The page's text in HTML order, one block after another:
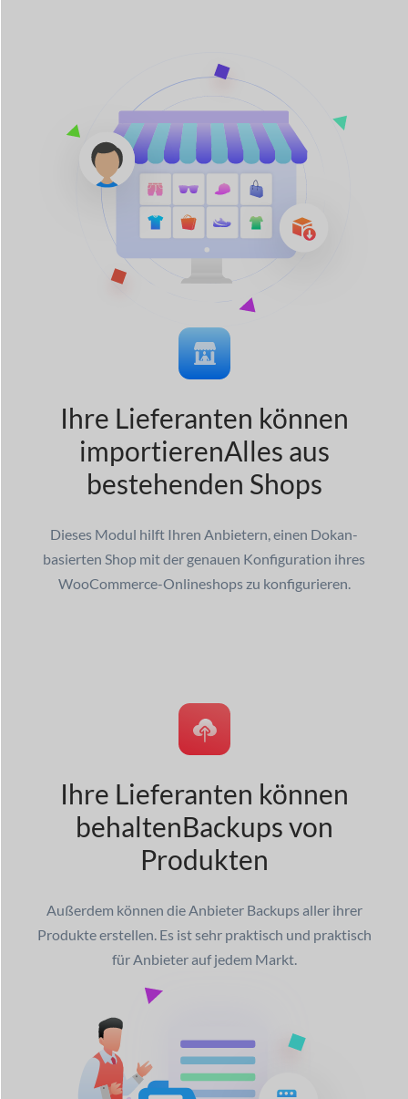
Ihre Lieferanten können
importierenAlles aus
bestehenden Shops
Dieses Modul hilft Ihren Anbietern, einen Dokan-
basierten Shop mit der genauen Konfiguration ihres
WooCommerce-Onlineshops zu konfigurieren.
Ihre Lieferanten können
behaltenBackups von
Produkten
Außerdem können die Anbieter Backups aller ihrer
Produkte erstellen. Es ist sehr praktisch und praktisch
für Anbieter auf jedem Markt.